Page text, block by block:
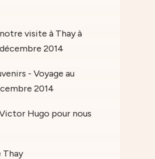
visite à Thay à
2014
- Voyage au
2014
Hugo pour nous
Thay